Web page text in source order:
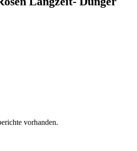
vorhanden.